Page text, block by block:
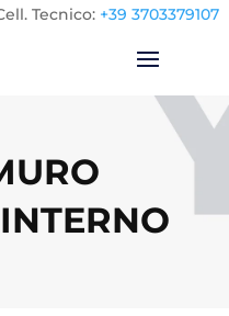
Tecnico: +39 3703379107